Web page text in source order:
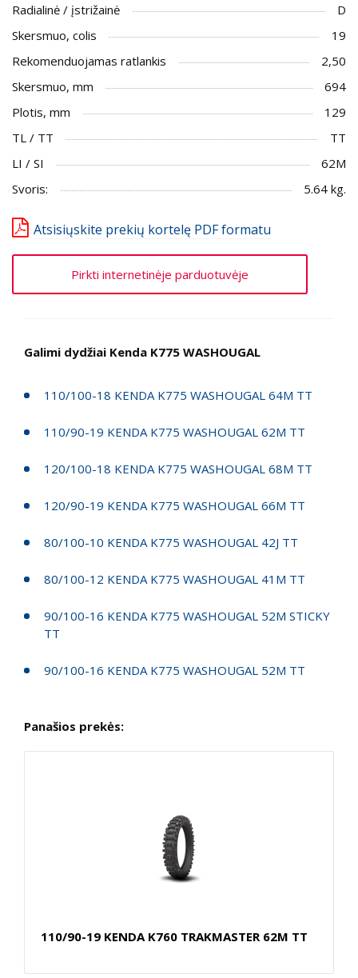
Radialinė / įstrižainė
D
Skersmuo, colis
19
Rekomenduojamas ratlankis
2,50
Skersmuo, mm
694
Plotis, mm
129
TL / TT
TT
LI / SI
62M
Svoris:
5.64 kg.
Atsisiųskite prekių kortelę PDF formatu
Pirkti internetinėje parduotuvėje
Galimi dydžiai Kenda K775 WASHOUGAL
110/100-18 KENDA K775 WASHOUGAL 64M TT
110/90-19 KENDA K775 WASHOUGAL 62M TT
120/100-18 KENDA K775 WASHOUGAL 68M TT
120/90-19 KENDA K775 WASHOUGAL 66M TT
80/100-10 KENDA K775 WASHOUGAL 42J TT
80/100-12 KENDA K775 WASHOUGAL 41M TT
90/100-16 KENDA K775 WASHOUGAL 52M STICKY
TT
90/100-16 KENDA K775 WASHOUGAL 52M TT
Panašios prekės:
110/90-19 KENDA K760 TRAKMASTER 62M TT